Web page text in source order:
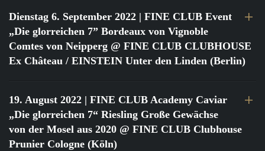
Dienstag 6. September 2022 | FINE CLUB Event
„Die glorreichen 7” Bordeaux von Vignoble
Comtes von Neipperg @ FINE CLUB CLUBHOUSE
Ex Château / EINSTEIN Unter den Linden (Berlin)
19. August 2022 | FINE CLUB Academy Caviar
„Die glorreichen 7“ Riesling Große Gewächse
von der Mosel aus 2020 @ FINE CLUB Clubhouse
Prunier Cologne (Köln)